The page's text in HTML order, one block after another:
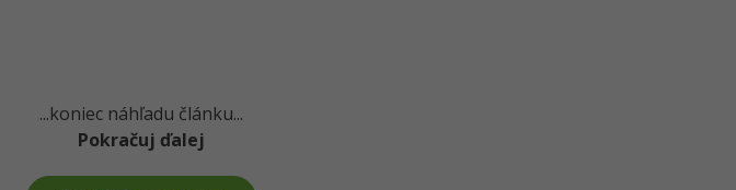
...koniec náhľadu článku...
Pokračuj ďalej